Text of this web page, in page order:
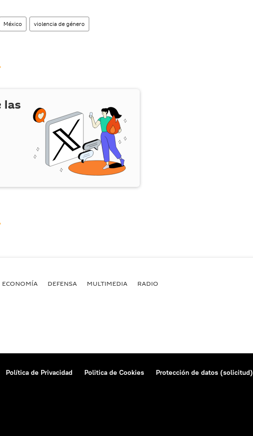
México violencia de género
las
ECONOMÍA DEFENSA MULTIMEDIA RADIO
Política de Privacidad Politica de Cookies Protección de datos (solicitud)